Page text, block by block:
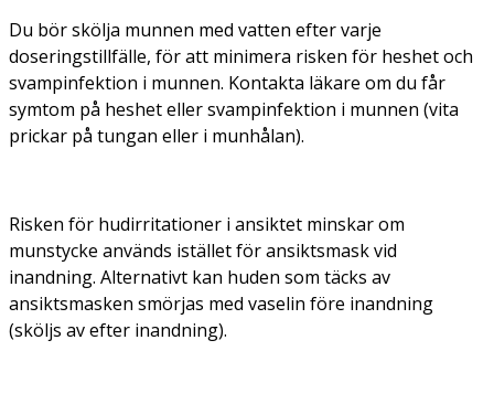
Du bör skölja munnen med vatten efter varje
doseringstillfälle, för att minimera risken för heshet och
svampinfektion i munnen. Kontakta läkare om du får
symtom på heshet eller svampinfektion i munnen (vita
prickar på tungan eller i munhålan).
Risken för hudirritationer i ansiktet minskar om
munstycke används istället för ansiktsmask vid
inandning. Alternativt kan huden som täcks av
ansiktsmasken smörjas med vaselin före inandning
(sköljs av efter inandning).